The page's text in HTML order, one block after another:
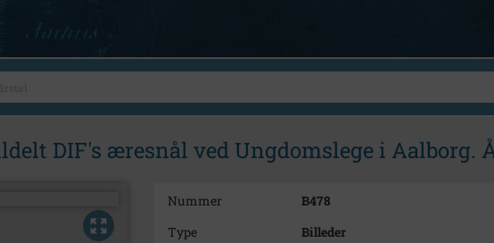
DIF's æresnål ved Ungdomslege i Aalborg.
Nummer
B478
Type
Billeder